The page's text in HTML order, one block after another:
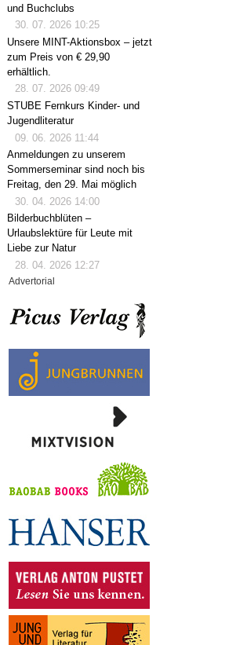
und Buchclubs
30. 07. 2026 10:25
Unsere MINT-Aktionsbox – jetzt
zum Preis von € 29,90
erhältlich.
28. 07. 2026 09:49
STUBE Fernkurs Kinder- und
Jugendliteratur
09. 06. 2026 11:44
Anmeldungen zu unserem
Sommerseminar sind noch bis
Freitag, den 29. Mai möglich
30. 04. 2026 14:00
Bilderbuchblüten –
Urlaubslektüre für Leute mit
Liebe zur Natur
28. 04. 2026 12:27
Advertorial